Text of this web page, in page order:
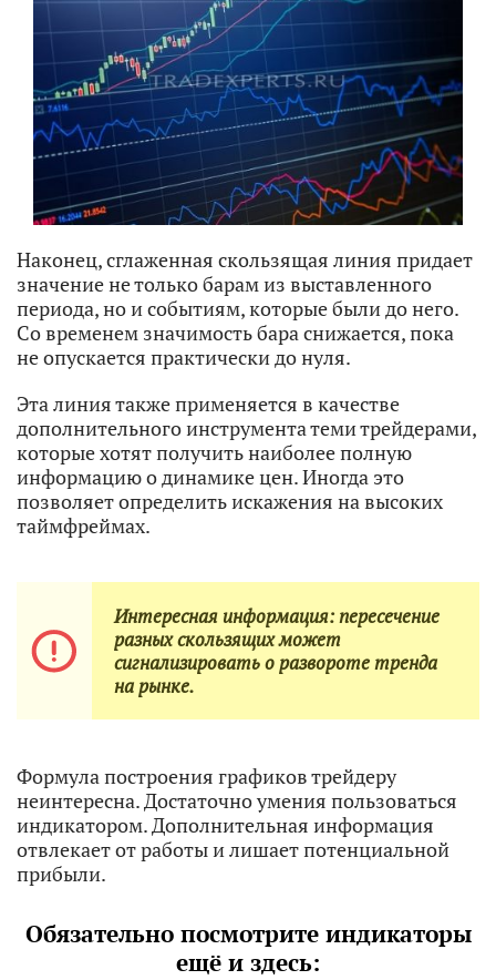
Наконец, сглаженная скользящая линия придает
значение не только барам из выставленного
периода, но и событиям, которые были до него.
Со временем значимость бара снижается, пока
не опускается практически до нуля.
Эта линия также применяется в качестве
дополнительного инструмента теми трейдерами,
которые хотят получить наиболее полную
информацию о динамике цен. Иногда это
позволяет определить искажения на высоких
таймфреймах.
Интересная информация: пересечение
разных скользящих может
сигнализировать о развороте тренда
на рынке.
Формула построения графиков трейдеру
неинтересна. Достаточно умения пользоваться
индикатором. Дополнительная информация
отвлекает от работы и лишает потенциальной
прибыли.
Обязательно посмотрите индикаторы
ещё и здесь: